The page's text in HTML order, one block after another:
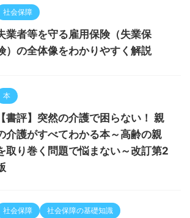
社会保障
業者等を守る雇用保険（失業保
）の全体像をわかりやすく解説
本
【書評】突然の介護で困らない！ 親
介護がすべてわかる本～高齢の親
取り巻く問題で悩まない～改訂第2
社会保障 社会保障の基礎知識